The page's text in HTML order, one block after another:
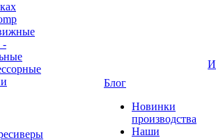
Блог
Новинки
производства
Наши